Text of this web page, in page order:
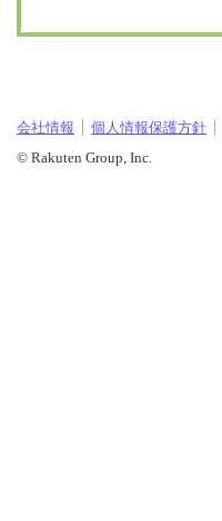
会社情報 個人情報保護方針
© Rakuten Group, Inc.